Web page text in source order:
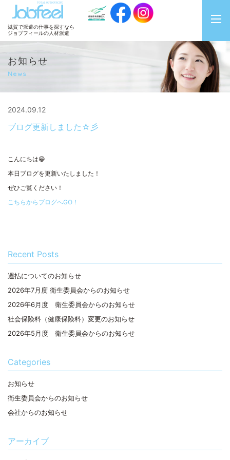
JobFeel
滋賀で派遣の仕事を探すなら
ジョブフィールの人材派遣
お知らせ
News
2024.09.12
ブログ更新しました☆彡
こんにちは😁
本日ブログを更新いたしました！
ぜひご覧ください！
こちらからブログへGO！
Recent Posts
週払についてのお知らせ
2026年7月度 衛生委員会からのお知らせ
2026年6月度 衛生委員会からのお知らせ
社会保険料（健康保険料）変更のお知らせ
2026年5月度 衛生委員会からのお知らせ
Categories
お知らせ
衛生委員会からのお知らせ
会社からのお知らせ
アーカイブ